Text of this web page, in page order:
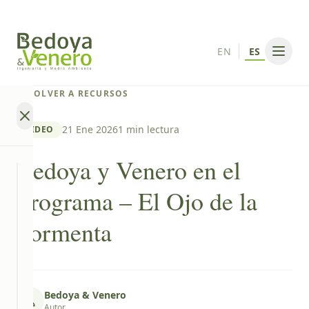
EN ES
SECTORES
SECTORES
Multilateral
SERVICIOS
SERVICIOS
RECURSOS
VOLVER A RECURSOS
VIDEO 21 Ene 20261 min lectura
Bedoya y Venero en el
Programa – El Ojo de la
Tormenta
Bedoya & Venero